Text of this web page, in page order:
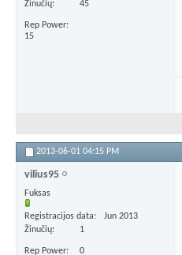
Žinučių
45
Rep Power
15
2013-06-01 04:15 PM
vilius95
Fuksas
Registracijos data
Jun 2013
Žinučių
1
Rep Power 0